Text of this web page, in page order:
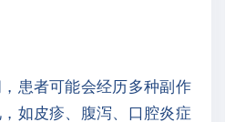
患者可能会经历多种副作
如皮疹、腹泻、口腔炎症